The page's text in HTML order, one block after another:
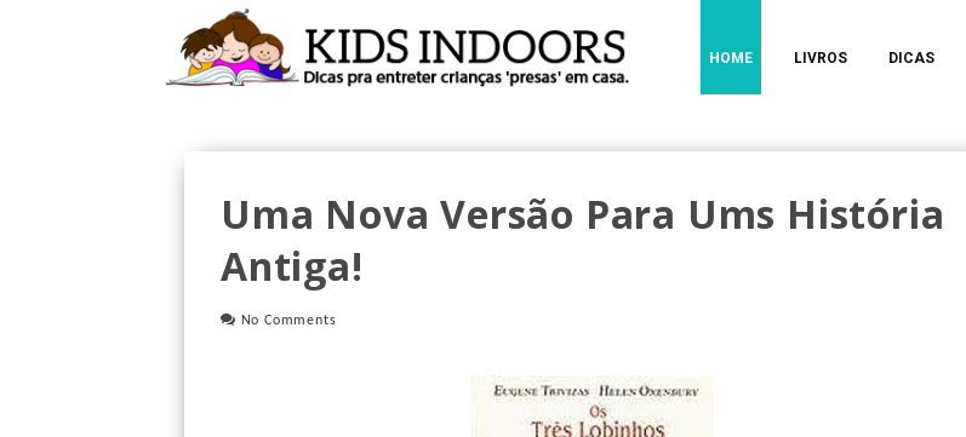
HOME LIVROS DICAS
Uma Nova Versão Para Ums História
Antiga!
No Comments